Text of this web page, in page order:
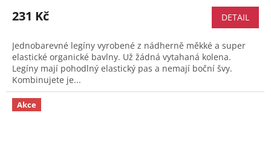
231 Kč DETAIL
Jednobarevné legíny vyrobené z nádherně měkké a super
elastické organické bavlny. Už žádná vytahaná kolena.
Legíny mají pohodlný elastický pas a nemají boční švy.
Kombinujete je...
Akce